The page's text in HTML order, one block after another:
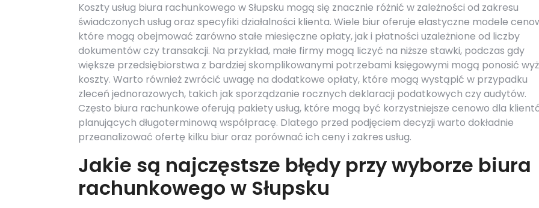
Koszty usług biura rachunkowego w Słupsku mogą się znacznie różnić w zależności od zakresu
świadczonych usług oraz specyfiki działalności klienta. Wiele biur oferuje elastyczne modele
które mogą obejmować zarówno stałe miesięczne opłaty, jak i płatności uzależnione od liczby
dokumentów czy transakcji. Na przykład, małe firmy mogą liczyć na niższe stawki, podczas gdy
większe przedsiębiorstwa z bardziej skomplikowanymi potrzebami księgowymi mogą ponosić
koszty. Warto również zwrócić uwagę na dodatkowe opłaty, które mogą wystąpić w przypadku
zleceń jednorazowych, takich jak sporządzanie rocznych deklaracji podatkowych czy audytów.
Często biura rachunkowe oferują pakiety usług, które mogą być korzystniejsze cenowo dla
planujących długoterminową współpracę. Dlatego przed podjęciem decyzji warto dokładnie
przeanalizować ofertę kilku biur oraz porównać ich ceny i zakres usług.
Jakie są najczęstsze błędy przy wyborze biura
rachunkowego w Słupsku